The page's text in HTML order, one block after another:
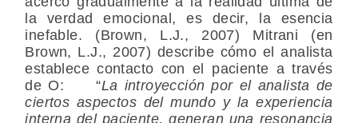
la verdad emocional, es decir, la esencia
inefable. (Brown, L.J., 2007) Mitrani (en
Brown, L.J., 2007) describe cómo el analista
establece contacto con el paciente a través
de O: “La introyección por el analista de
ciertos aspectos del mundo y la experiencia
interna del paciente, generan una resonancia